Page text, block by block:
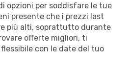
opzioni per soddisfare le tue
presente che i prezzi last
più alti, soprattutto durante
offerte migliori, ti
con le date del tuo